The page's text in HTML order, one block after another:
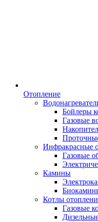
Отопление
Бойлеры
Газовые
Инфракрасные
Газовые
Камины
Котлы
Газовые